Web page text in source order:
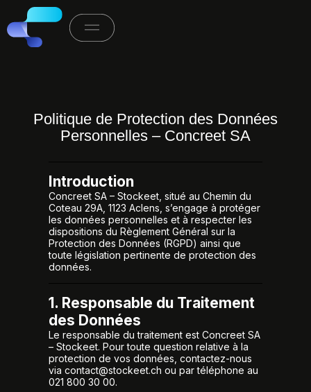
Politique de Protection des Données
Personnelles – Concreet SA
Introduction
Concreet SA – Stockeet, situé au Chemin du
Coteau 29A, 1123 Aclens, s’engage à protéger
les données personnelles et à respecter les
dispositions du Règlement Général sur la
Protection des Données (RGPD) ainsi que
toute législation pertinente de protection des
données.
1. Responsable du Traitement
des Données
Le responsable du traitement est Concreet SA
– Stockeet. Pour toute question relative à la
protection de vos données, contactez-nous
via contact@stockeet.ch ou par téléphone au
021 800 30 00.